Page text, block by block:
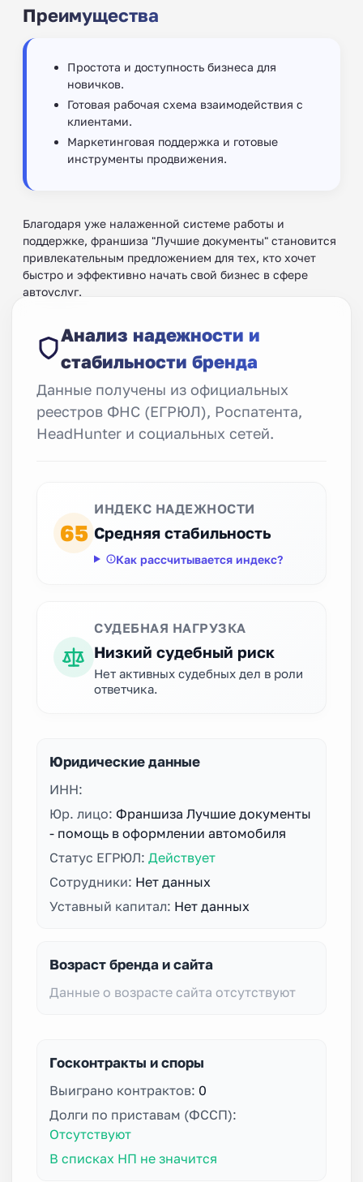
Преимущества
Простота и доступность бизнеса для
новичков.
Готовая рабочая схема взаимодействия с
клиентами.
Маркетинговая поддержка и готовые
инструменты продвижения.
Благодаря уже налаженной системе работы и
поддержке, франшиза "Лучшие документы" становится
привлекательным предложением для тех, кто хочет
быстро и эффективно начать свой бизнес в сфере
автоуслуг.
Анализ надежности и
стабильности бренда
Данные получены из официальных
реестров ФНС (ЕГРЮЛ), Роспатента,
HeadHunter и социальных сетей.
65
ИНДЕКС НАДЕЖНОСТИ
Средняя стабильность
Как рассчитывается индекс?
СУДЕБНАЯ НАГРУЗКА
Низкий судебный риск
Нет активных судебных дел в роли
ответчика.
Юридические данные
ИНН:
Юр. лицо: Франшиза Лучшие документы
- помощь в оформлении автомобиля
Статус ЕГРЮЛ: Действует
Сотрудники: Нет данных
Уставный капитал: Нет данных
Возраст бренда и сайта
Данные о возрасте сайта отсутствуют
Госконтракты и споры
Выиграно контрактов: 0
Долги по приставам (ФССП):
Отсутствуют
В списках НП не значится